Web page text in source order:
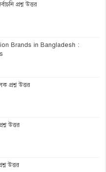
প্রশ্ন উত্তর
Brands in Bangladesh :
প্রশ্ন উত্তর
উত্তর
উত্তর